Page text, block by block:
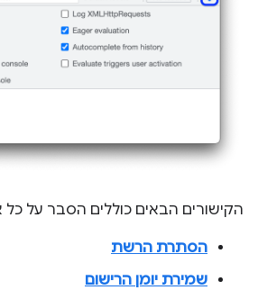
הקישורים הבאים כוללים הסבר על
הסתרת הרשת
שמירת יומן הרישום